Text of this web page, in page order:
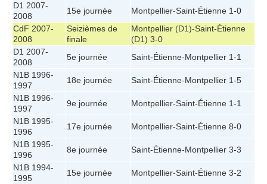
D1 2007-
2008
15e journée Montpellier-Saint-Étienne 1-0
CdF 2007-
2008
Seizièmes de
finale
Montpellier (D1)-Saint-Étienne
(D1) 3-0
D1 2007-
2008
5e journée Saint-Étienne-Montpellier 1-1
N1B 1996-
1997
18e journée Saint-Étienne-Montpellier 1-5
N1B 1996-
1997
9e journée Montpellier-Saint-Étienne 1-1
N1B 1995-
1996
17e journée Montpellier-Saint-Étienne 8-0
N1B 1995-
1996
8e journée Saint-Étienne-Montpellier 3-3
N1B 1994-
1995
15e journée Montpellier-Saint-Étienne 3-2